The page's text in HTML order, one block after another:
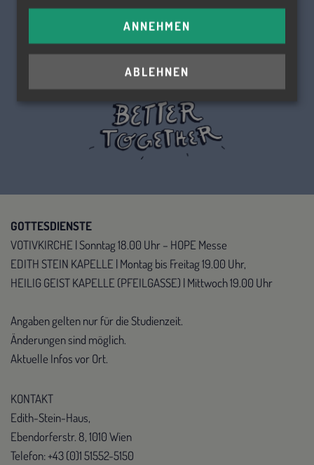
GOTTESDIENSTE
VOTIVKIRCHE | Sonntag 18.00 Uhr – HOPE Messe
EDITH STEIN KAPELLE | Montag bis Freitag 19.00 Uhr,
HEILIG GEIST KAPELLE (PFEILGASSE) | Mittwoch 19.00 Uhr
Angaben gelten nur für die Studienzeit.
Änderungen sind möglich.
Aktuelle Infos vor Ort.
KONTAKT
Edith-Stein-Haus,
Ebendorferstr. 8, 1010 Wien
Telefon: +43 (0)1 51552-5150
ABLEHNEN
ANNEHMEN